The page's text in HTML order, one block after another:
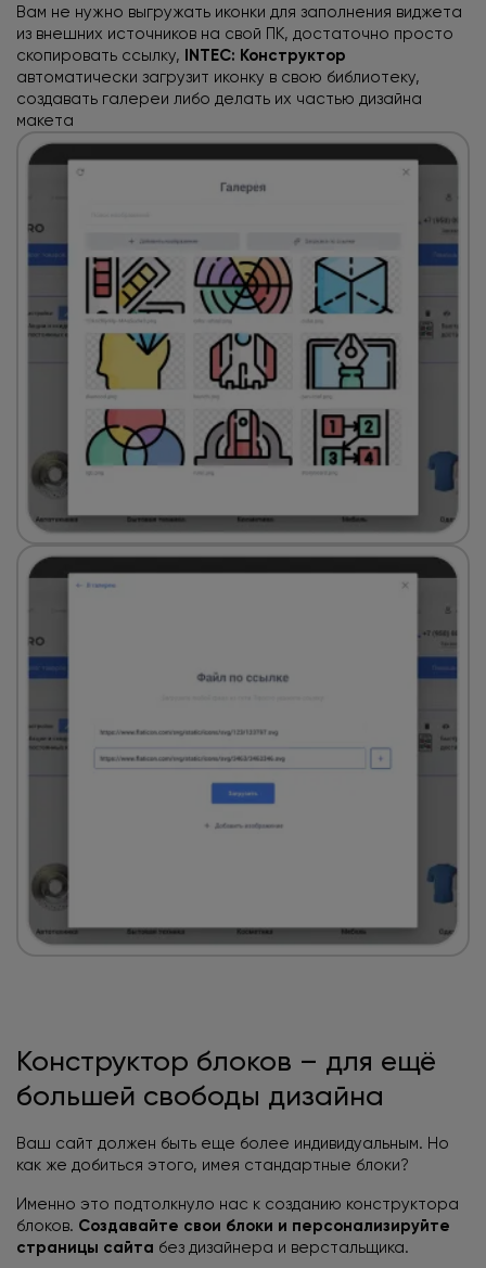
Вам не нужно выгружать иконки для заполнения виджета
из внешних источников на свой ПК, достаточно просто
скопировать ссылку, INTEC: Конструктор
автоматически загрузит иконку в свою библиотеку,
создавать галереи либо делать их частью дизайна
макета
Конструктор блоков – для ещё
большей свободы дизайна
Ваш сайт должен быть еще более индивидуальным. Но
как же добиться этого, имея стандартные блоки?
Именно это подтолкнуло нас к созданию конструктора
блоков. Создавайте свои блоки и персонализируйте
страницы сайта без дизайнера и верстальщика.